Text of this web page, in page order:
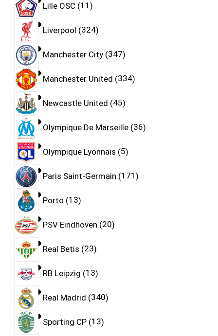
Lille OSC 11
Liverpool 324
Manchester City 347
Manchester United 334
Newcastle United 45
Olympique De Marseille 36
Olympique Lyonnais 5
Paris Saint-Germain 171
Porto 13
PSV Eindhoven 20
Real Betis 23
RB Leipzig 13
Real Madrid 340
Sporting CP 13